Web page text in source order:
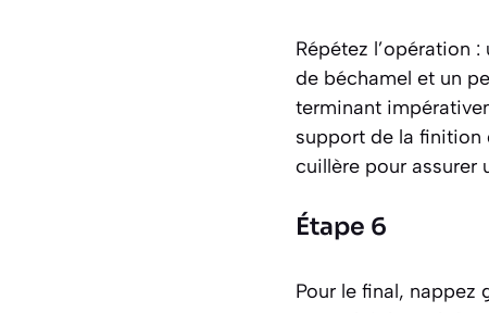
Répétez l’opération
de béchamel et un
terminant
support de la finition
cuillère pour assurer
Étape 6
Pour le final, nappez